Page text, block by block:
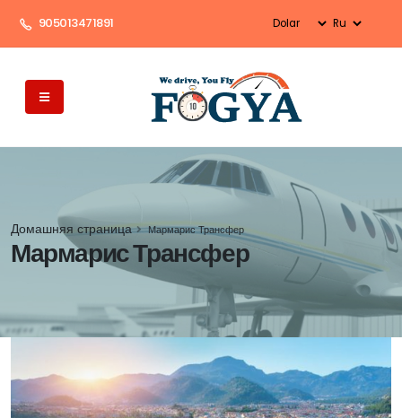
905013471891
Мармарис Трансфер
Домашняя страница Мармарис Трансфер